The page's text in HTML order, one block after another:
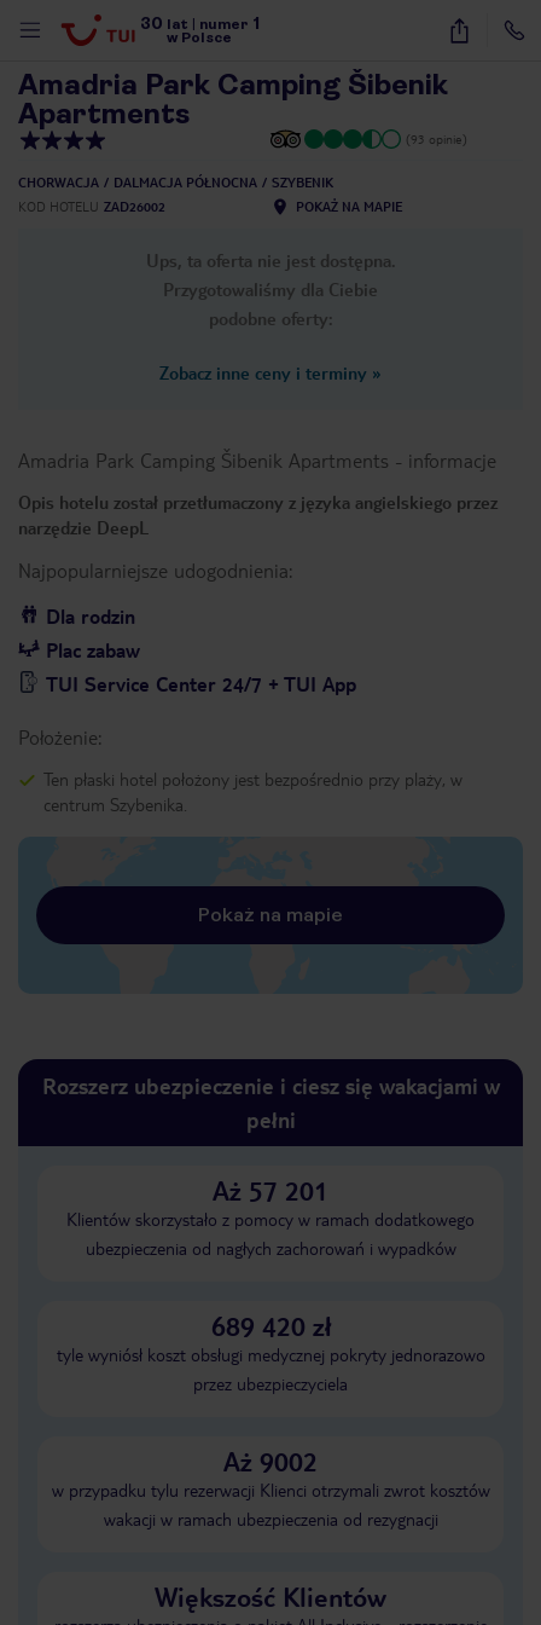
30 lat numer 1
w Polsce
43
Amadria Park Camping Šibenik
Apartments
(93 opinie)
CHORWACJA DALMACJA PÓŁNOCNA
SZYBENIK
KOD HOTELU ZAD26002 POKAŻ NA MAPIE
Ups, ta oferta nie jest dostępna.
Przygotowaliśmy dla Ciebie
podobne oferty:
Zobacz inne ceny i terminy »
Amadria Park Camping Šibenik Apartments - informacje
Opis hotelu został przetłumaczony z języka angielskiego przez
narzędzie DeepL
Najpopularniejsze udogodnienia:
Dla rodzin
Plac zabaw
TUI Service Center 24/7 + TUI App
Położenie:
Ten płaski hotel położony jest bezpośrednio przy plaży, w
centrum Szybenika.
Pokaż na mapie
Rozszerz ubezpieczenie i ciesz się wakacjami w
pełni
Aż 57 201
Klientów skorzystało z pomocy w ramach dodatkowego
ubezpieczenia od nagłych zachorowań i wypadków
689 420 zł
tyle wyniósł koszt obsługi medycznej pokryty jednorazowo
przez ubezpieczyciela
Aż 9002
w przypadku tylu rezerwacji Klienci otrzymali zwrot kosztów
wakacji w ramach ubezpieczenia od rezygnacji
Większość Klientów